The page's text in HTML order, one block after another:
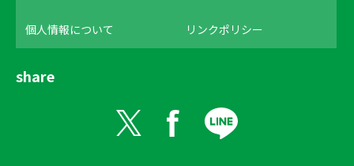
個人情報について リンクポリシー
share